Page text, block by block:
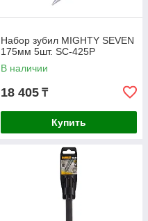
Набор зубил MIGHTY SEVEN
175мм 5шт. SC-425P
В наличии
18 405 ₸
Купить